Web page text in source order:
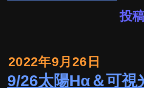
投
2022年9月26日
9/26太陽Hα＆可視